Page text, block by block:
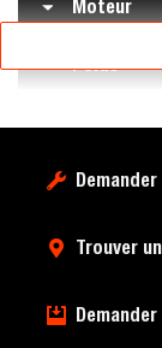
Moteur
Poids
Trouver